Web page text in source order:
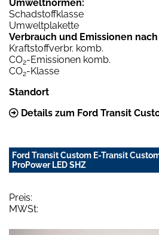
Umweltnormen:
Schadstoffklasse
Umweltplakette
Verbrauch und Emissionen nach
Kraftstoffverbr. komb.
CO2-Emissionen komb.
CO2-Klasse
Standort
Details zum Ford Transit
Ford Transit Custom E-Transit
ProPower LED SHZ
Preis:
MWSt: